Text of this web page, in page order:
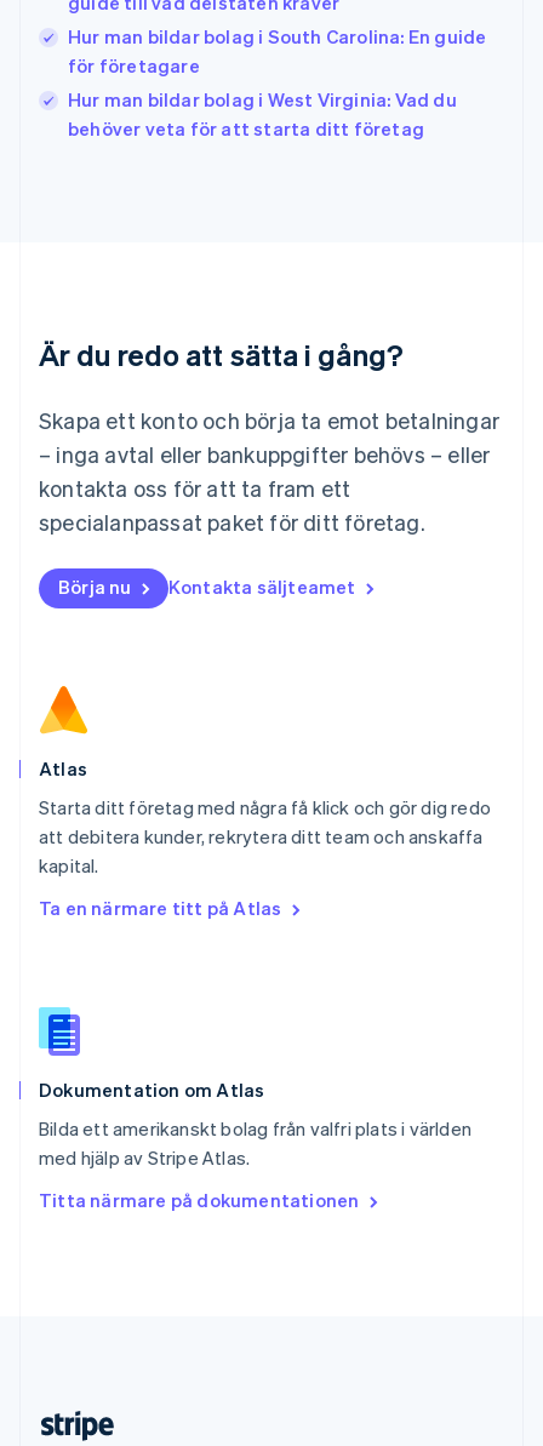
Hur man bildar bolag i South Carolina: En guide
för företagare
Hur man bildar bolag i West Virginia: Vad du
behöver veta för att starta ditt företag
Är du redo att sätta i gång?
Skapa ett konto och börja ta emot betalningar
– inga avtal eller bankuppgifter behövs – eller
kontakta oss för att ta fram ett
specialanpassat paket för ditt företag.
Börja nu Kontakta säljteamet
Atlas
Starta ditt företag med några få klick och gör dig redo
att debitera kunder, rekrytera ditt team och anskaffa
kapital.
Ta en närmare titt på Atlas
Dokumentation om Atlas
Bilda ett amerikanskt bolag från valfri plats i världen
med hjälp av Stripe Atlas.
Titta närmare på dokumentationen
日本語 English
English Français
Kroatien
EnglishItaliano
Malaysia
English
Mexiko
Nederländerna
NederlandsEnglish
English
Nya Zeeland
Português
Rumänien
English
DeutschFrançaisItalianoEnglish
Singapore
English
English
Español
Storbritannien
Sverige
Thailand
ไทยEnglish
English